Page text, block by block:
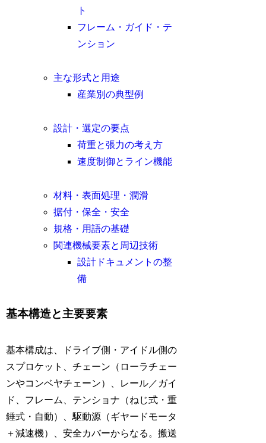
ト
フレーム・ガイド・テ
ンション
主な形式と用途
産業別の典型例
設計・選定の要点
荷重と張力の考え方
速度制御とライン機能
材料・表面処理・潤滑
据付・保全・安全
規格・用語の基礎
関連機械要素と周辺技術
設計ドキュメントの整
備
基本構造と主要要素
基本構成は、ドライブ側・アイドル側の
スプロケット、チェーン（ローラチェー
ンやコンベヤチェーン）、レール／ガイ
ド、フレーム、テンショナ（ねじ式・重
錘式・自動）、駆動源（ギヤードモータ
＋減速機）、安全カバーからなる。搬送